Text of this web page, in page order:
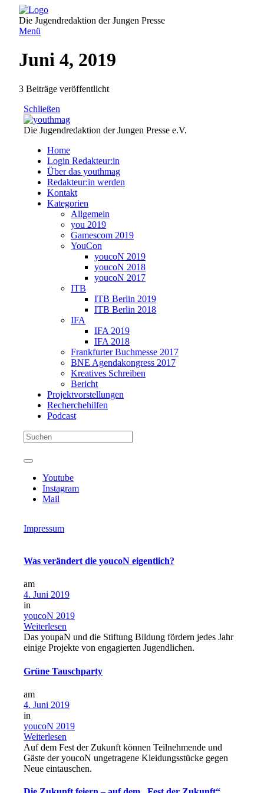
Direkt
zum
Inhalt
Die Jugendredaktion der Jungen Presse
Menü
Juni 4, 2019
3 Beiträge veröffentlicht
Schließen
Die Jugendredaktion der Jungen Presse e.V.
Home
Login Redakteur:in
Über das youthmag
Redakteur:in werden
Kontakt
Kategorien
Allgemein
you 2019
Gamescom 2019
YouCon
youcoN 2019
youcoN 2018
youcoN 2017
ITB
ITB Berlin 2019
ITB Berlin 2018
IFA
IFA 2019
IFA 2018
Frankfurter Buchmesse 2017
BNE Agendakongress 2017
Kreatives Schreiben
Bericht
Projektvorstellungen
Recherchehilfen
Podcast
Youtube
Instagram
Mail
Impressum
Was verändert die youcoN eigentlich?
am
4. Juni 2019
in
youcoN 2019
Weiterlesen
Das youpaN und die Stiftung Bildung fördern jedes Jahr
einige Projekte von engagierten Jugendlichen.
Grüne Tauschparty
am
4. Juni 2019
in
youcoN 2019
Weiterlesen
Auf dem Fest der Zukunft können Teilnehmende und
Gäste der youcoN ungetragene Kleidungsstücke gegen
Neue eintauschen.